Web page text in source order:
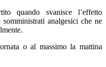
quando svanisce l’effetto
analgesici che ne
o al massimo la mattina